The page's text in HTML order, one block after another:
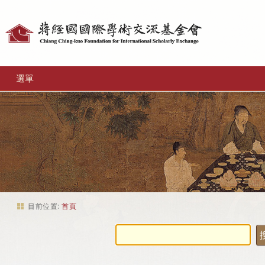
選單
目前位置: 首頁